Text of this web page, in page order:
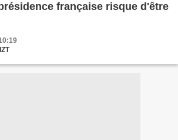
française risque d'être